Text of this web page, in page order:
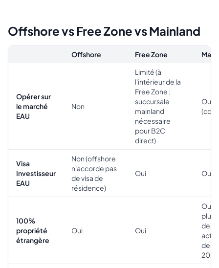
Offshore vs Free Zone vs Mainland
Offshore Free Zone
Opérer sur
le marché
EAU
Non
Limité (à
l'intérieur de la
Free Zone ;
succursale
mainland
nécessaire
pour B2C
direct)
Oui
Visa
Investisseur
EAU
Non (offshore
n'accorde pas
de visa de
résidence)
Oui Oui
100%
propriété
étrangère
Oui Oui
Oui
des
2021)